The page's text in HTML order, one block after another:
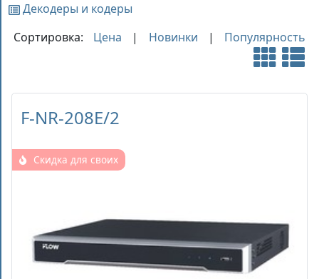
Декодеры и кодеры
Сортировка:
Цена | Новинки | Популярность
F-NR-208E/2
Скидка для своих